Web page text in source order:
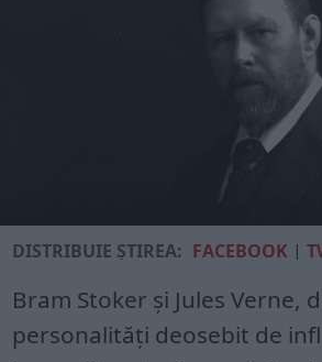
DISTRIBUIE ȘTIREA: FACEBOOK |
Bram Stoker și Jules Verne,
personalități deosebit de